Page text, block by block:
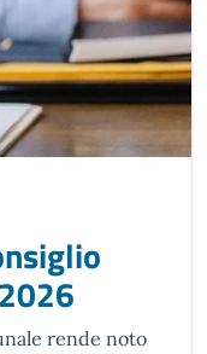
rende noto